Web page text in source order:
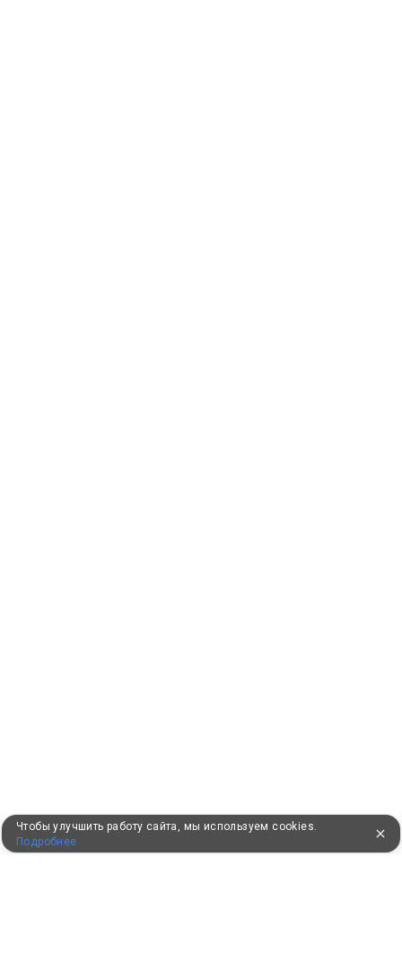
Чтобы улучшить работу сайта, мы используем cookies.
Подробнее